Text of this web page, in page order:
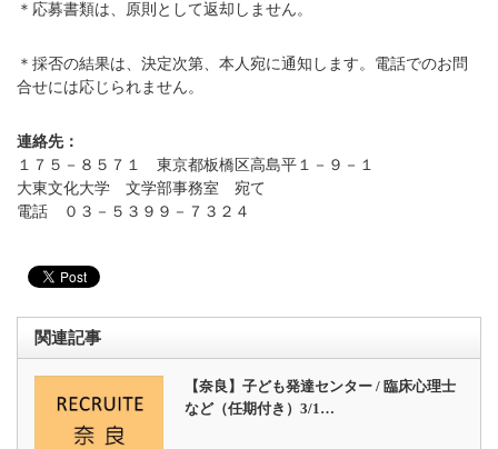
＊応募書類は、原則として返却しません。
＊採否の結果は、決定次第、本人宛に通知します。電話でのお問
合せには応じられません。
連絡先：
１７５－８５７１ 東京都板橋区高島平１－９－１
大東文化大学 文学部事務室 宛て
電話 ０３－５３９９－７３２４
関連記事
【奈良】子ども発達センター / 臨床心理士
など（任期付き）3/1…